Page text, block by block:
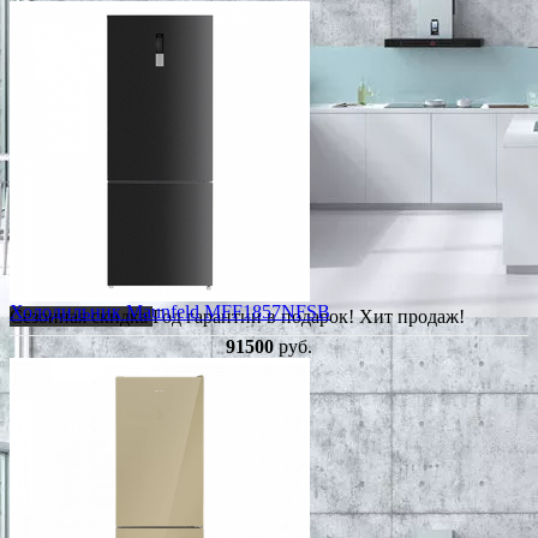
Сезонная скидкаГод гарантии в подарок!Хит продаж!
Холодильник Maunfeld MFF1857NFSB
91500руб.